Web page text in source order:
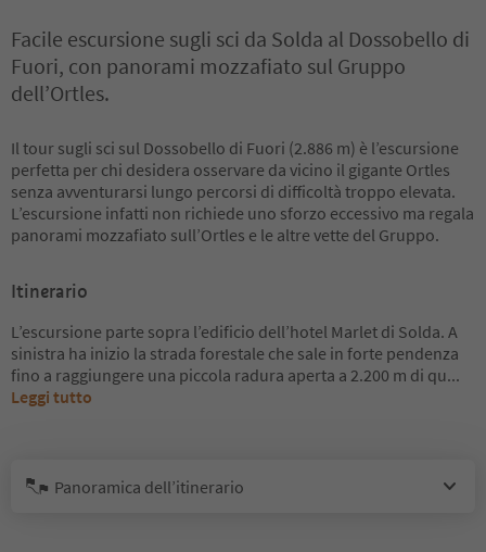
Facile escursione sugli sci da Solda al Dossobello di
Fuori, con panorami mozzafiato sul Gruppo
dell’Ortles.
Il tour sugli sci sul Dossobello di Fuori (2.886 m) è l’escursione
perfetta per chi desidera osservare da vicino il gigante Ortles
senza avventurarsi lungo percorsi di difficoltà troppo elevata.
L’escursione infatti non richiede uno sforzo eccessivo ma regala
panorami mozzafiato sull’Ortles e le altre vette del Gruppo.
Itinerario
L’escursione parte sopra l’edificio dell’hotel Marlet di Solda. A
sinistra ha inizio la strada forestale che sale in forte pendenza
fino a raggiungere una piccola radura aperta a 2.200 m di qu...
Leggi tutto
Panoramica dell’itinerario